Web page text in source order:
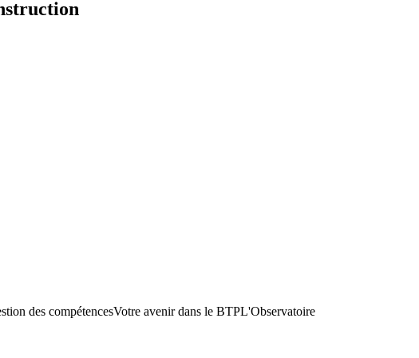
des compétencesVotre avenir dans le BTPL'Observatoire